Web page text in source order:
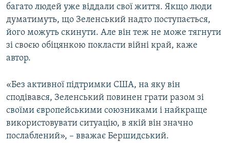
багато людей уже віддали свої життя. Якщо люди
думатимуть, що Зеленський надто поступається,
його можуть скинути. Але він теж не може тягнути
зі своєю обіцянкою покласти війні край, каже
автор.
«Без активної підтримки США, на яку він
сподівався, Зеленський повинен грати разом зі
своїми європейськими союзниками і найкраще
використовувати ситуацію, в якій він значно
послаблений», – вважає Бершидський.